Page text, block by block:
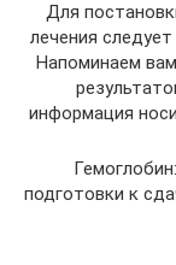
Для
лечения
Напоминаем
информация
подготовки к